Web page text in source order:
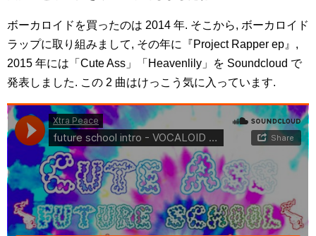
ボーカロイドを買ったのは 2014 年. そこから, ボーカロイド
ラップに取り組みまして, その年に『Project Rapper ep』,
2015 年には「Cute Ass」「Heavenlily」を Soundcloud で
発表しました. この 2 曲はけっこう気に入っています.